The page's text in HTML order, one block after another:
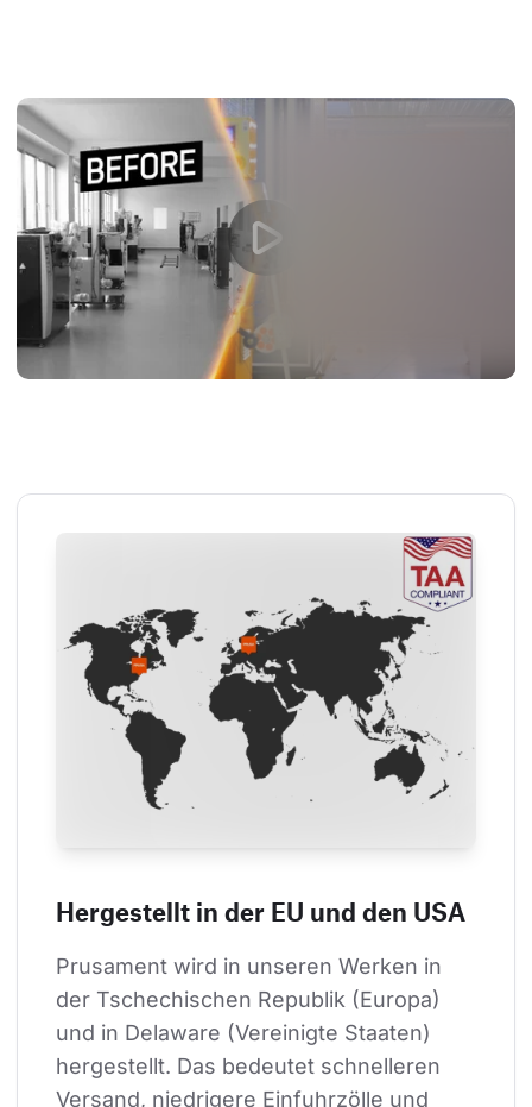
Hergestellt in der EU und den USA
Prusament wird in unseren Werken in
der Tschechischen Republik (Europa)
und in Delaware (Vereinigte Staaten)
hergestellt. Das bedeutet schnelleren
Versand, niedrigere Einfuhrzölle und